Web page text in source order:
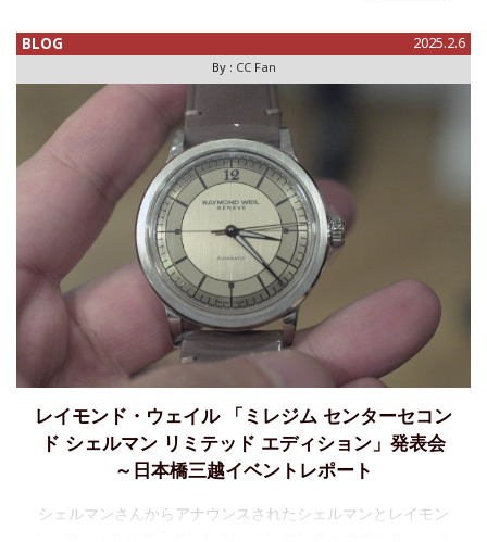
BLOG 2025.2.6
By : CC Fan
レイモンド・ウェイル 「ミレジム センターセコン
ド シェルマン リミテッド エディション」発表会
～日本橋三越イベントレポート
シェルマンさんからアナウンスされたシェルマンとレイモン